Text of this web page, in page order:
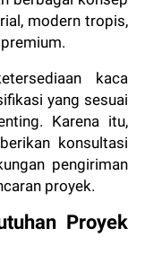
modern tropis,
kaca
yang sesuai
Karena itu,
konsultasi
pengiriman
proyek.
Proyek